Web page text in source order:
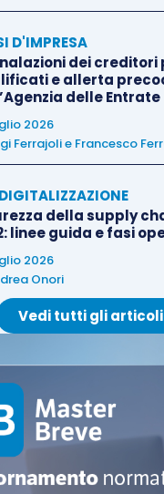
D'IMPRESA
dei
e allerta
delle Entrate
2026
Ferrajolie Francesco
della supply
linee guida e fasi
2026
Onori
Vedi tutti gli articoli